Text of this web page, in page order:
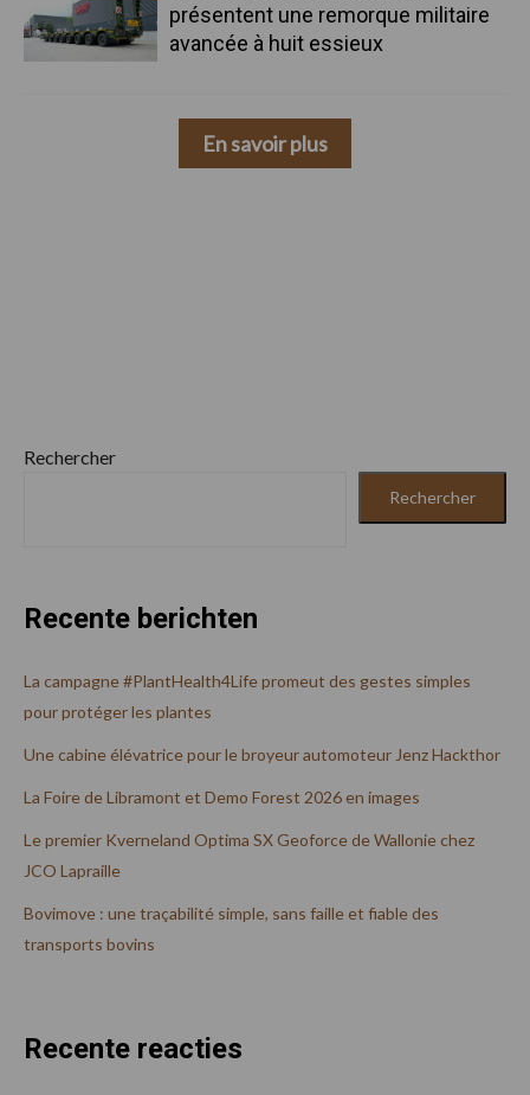
présentent une remorque militaire
avancée à huit essieux
En savoir plus
Rechercher
Rechercher
Recente berichten
La campagne #PlantHealth4Life promeut des gestes simples
pour protéger les plantes
Une cabine élévatrice pour le broyeur automoteur Jenz Hackthor
La Foire de Libramont et Demo Forest 2026 en images
Le premier Kverneland Optima SX Geoforce de Wallonie chez
JCO Lapraille
Bovimove : une traçabilité simple, sans faille et fiable des
transports bovins
Recente reacties